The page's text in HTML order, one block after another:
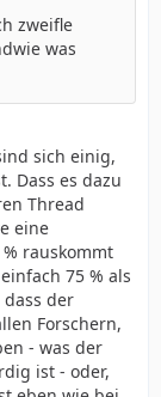
zweifle
was
sich einig,
Dass es dazu
Thread
eine
rauskommt
75 % als
der
Forschern,
- was der
ist - oder,